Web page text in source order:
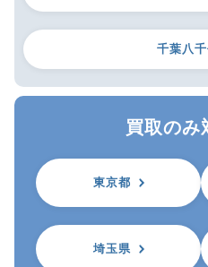
千葉八
買取のみ
東京都
埼玉県